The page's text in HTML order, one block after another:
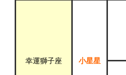
幸運獅子座 小星星